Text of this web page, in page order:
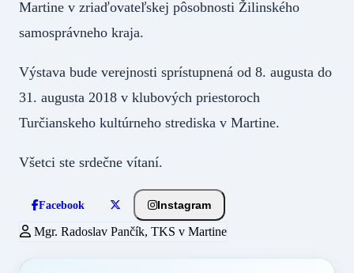
Martine v zriaďovateľskej pôsobnosti Žilinského
samosprávneho kraja.
Výstava bude verejnosti sprístupnená od 8. augusta do
31. augusta 2018 v klubových priestoroch
Turčianskeho kultúrneho strediska v Martine.
Všetci ste srdečne vítaní.
Facebook Instagram
Mgr. Radoslav Pančík, TKS v Martine